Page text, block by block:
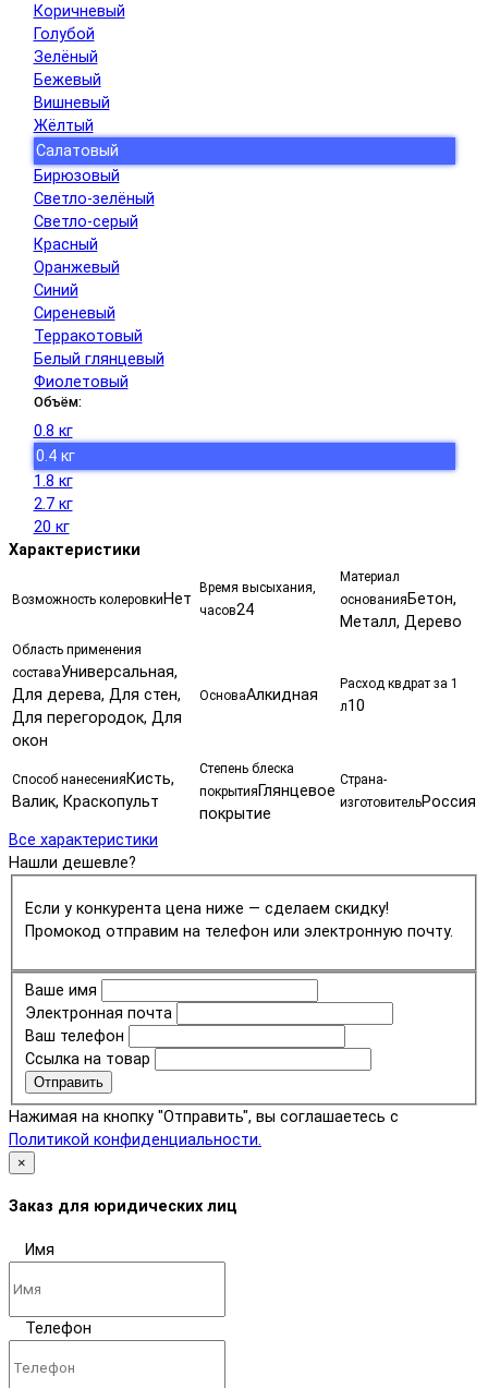
Коричневый
Голубой
Зелёный
Бежевый
Вишневый
Жёлтый
Салатовый
Бирюзовый
Светло-зелёный
Светло-серый
Красный
Оранжевый
Синий
Сиреневый
Терракотовый
Белый глянцевый
Фиолетовый
Объём:
0.8 кг
0.4 кг
1.8 кг
2.7 кг
20 кг
Характеристики
Возможность колеровки Нет
Время высыхания,
часов24
Материал
основания Бетон,
Металл, Дерево
Область применения
составаУниверсальная,
Для дерева, Для стен,
Для перегородок, Для
окон
ОсноваАлкидная
Расход квдрат за 1
л10
Способ нанесения Кисть,
Валик, Краскопульт
Степень блеска
покрытия Глянцевое
покрытие
Страна-
изготовительРоссия
Все характеристики
Нашли дешевле?
Если у конкурента цена ниже — сделаем скидку!
Промокод отправим на телефон или электронную почту.
Ваше имя
Электронная почта
Ваш телефон
Ссылка на товар
Отправить
Нажимая на кнопку "Отправить", вы соглашаетесь с
Политикой конфиденциальности.
×
Заказ для юридических лиц
Имя
Телефон